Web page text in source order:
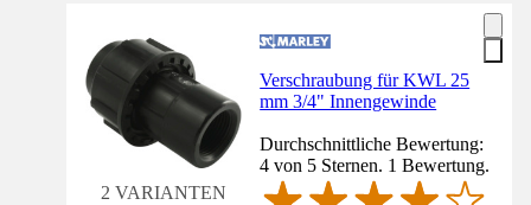
2 VARIANTEN
Verschraubung für KWL 25
mm 3/4" Innengewinde
Durchschnittliche Bewertung:
4 von 5 Sternen. 1 Bewertung.